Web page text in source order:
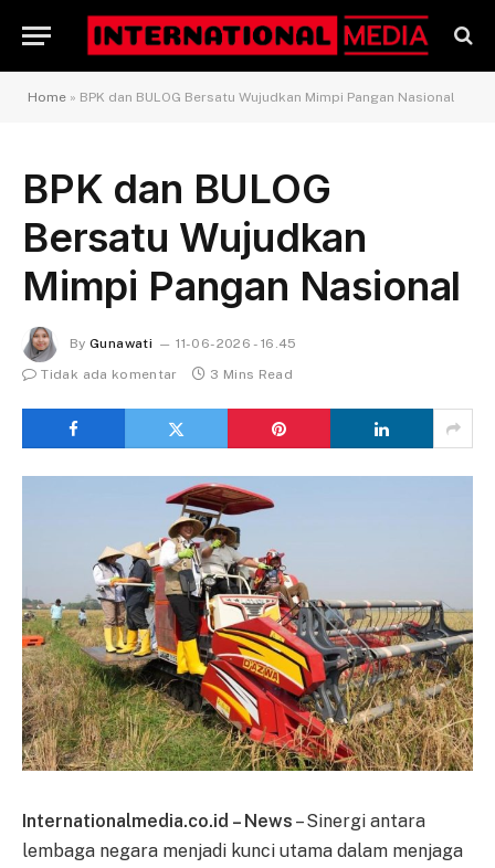
Home » BPK dan BULOG Bersatu Wujudkan Mimpi Pangan Nasional
BPK dan BULOG
Bersatu Wujudkan
Mimpi Pangan Nasional
By Gunawati
11-06-2026 - 16.45
Tidak ada komentar
3 Mins Read
Internationalmedia.co.id – News – Sinergi antara
lembaga negara menjadi kunci utama dalam menjaga